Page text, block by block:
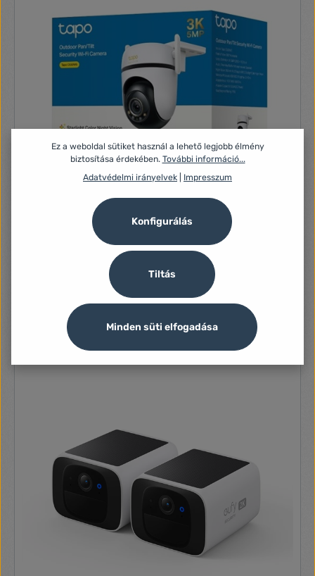
TP-Link Tapo C530WS Outdoor Pan/Tilt Security Wi-Fi
IP Kamera, Kültéri, IP, 5MP, Dóm, Mikrofonnal, microSD-
20 600 Ft
Ez a weboldal sütiket használ a lehető legjobb élmény
biztosítása érdekében. További információ...
Adatvédelmi irányelvek
Impresszum
Tiltás
Konfigurálás
Minden süti elfogadása